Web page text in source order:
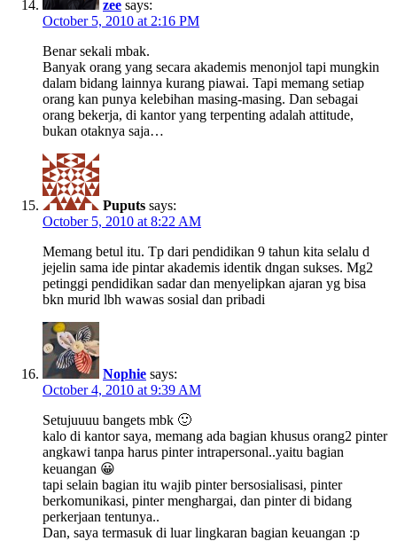
zee says:
October 5, 2010 at 2:16 PM
Benar sekali mbak.
Banyak orang yang secara akademis menonjol tapi mungkin
dalam bidang lainnya kurang piawai. Tapi memang setiap
orang kan punya kelebihan masing-masing. Dan sebagai
orang bekerja, di kantor yang terpenting adalah attitude,
bukan otaknya saja…
Puputs says:
October 5, 2010 at 8:22 AM
Memang betul itu. Tp dari pendidikan 9 tahun kita selalu d
jejelin sama ide pintar akademis identik dngan sukses. Mg2
petinggi pendidikan sadar dan menyelipkan ajaran yg bisa
bkn murid lbh wawas sosial dan pribadi
Nophie says:
October 4, 2010 at 9:39 AM
Setujuuuu bangets mbk 🙂
kalo di kantor saya, memang ada bagian khusus orang2 pinter
angkawi tanpa harus pinter intrapersonal..yaitu bagian
keuangan 😀
tapi selain bagian itu wajib pinter bersosialisasi, pinter
berkomunikasi, pinter menghargai, dan pinter di bidang
perkerjaan tentunya..
Dan, saya termasuk di luar lingkaran bagian keuangan :p